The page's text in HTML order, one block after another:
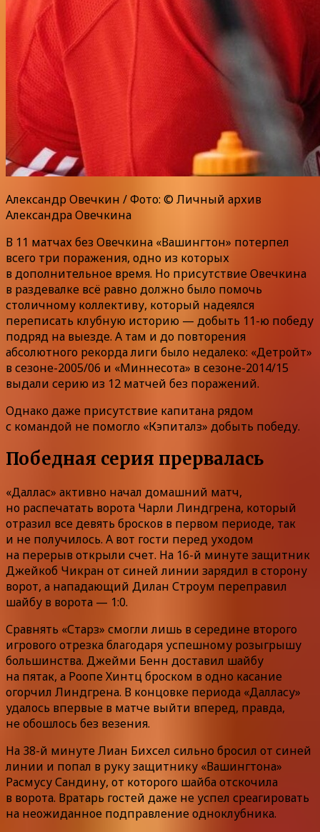
Александр Овечкин / Фото: © Личный архив
Александра Овечкина
В 11 матчах без Овечкина «Вашингтон» потерпел
всего три поражения, одно из которых
в дополнительное время. Но присутствие Овечкина
в раздевалке всё равно должно было помочь
столичному коллективу, который надеялся
переписать клубную историю — добыть 11-ю победу
подряд на выезде. А там и до повторения
абсолютного рекорда лиги было недалеко: «Детройт»
в сезоне-2005/06 и «Миннесота» в сезоне-2014/15
выдали серию из 12 матчей без поражений.
Однако даже присутствие капитана рядом
с командой не помогло «Кэпиталз» добыть победу.
Победная серия прервалась
«Даллас» активно начал домашний матч,
но распечатать ворота Чарли Линдгрена, который
отразил все девять бросков в первом периоде, так
и не получилось. А вот гости перед уходом
на перерыв открыли счет. На 16-й минуте защитник
Джейкоб Чикран от синей линии зарядил в сторону
ворот, а нападающий Дилан Строум переправил
шайбу в ворота — 1:0.
Сравнять «Старз» смогли лишь в середине второго
игрового отрезка благодаря успешному розыгрышу
большинства. Джейми Бенн доставил шайбу
на пятак, а Роопе Хинтц броском в одно касание
огорчил Линдгрена. В концовке периода «Далласу»
удалось впервые в матче выйти вперед, правда,
не обошлось без везения.
На 38-й минуте Лиан Бихсел сильно бросил от синей
линии и попал в руку защитнику «Вашингтона»
Расмусу Сандину, от которого шайба отскочила
в ворота. Вратарь гостей даже не успел среагировать
на неожиданное подправление одноклубника.